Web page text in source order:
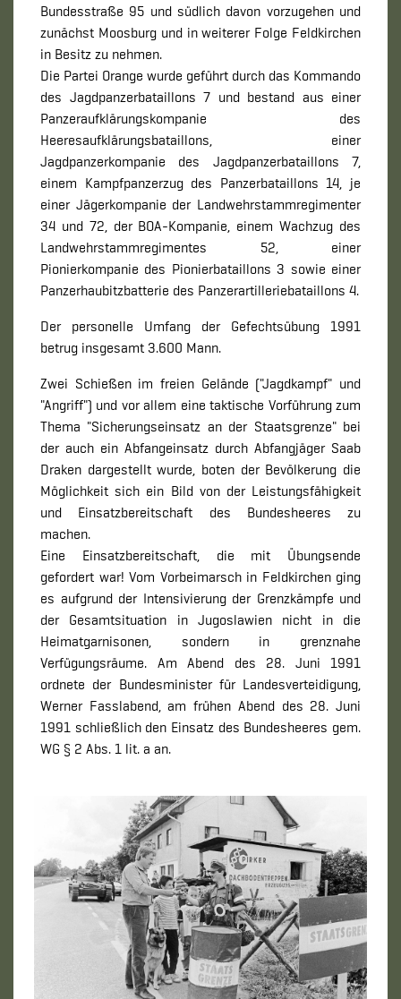
Bundesstraße 95 und südlich davon vorzugehen und
zunächst Moosburg und in weiterer Folge Feldkirchen
in Besitz zu nehmen.
Die Partei Orange wurde geführt durch das Kommando
des Jagdpanzerbataillons 7 und bestand aus einer
Panzeraufklärungskompanie des
Heeresaufklärungsbataillons, einer
Jagdpanzerkompanie des Jagdpanzerbataillons 7,
einem Kampfpanzerzug des Panzerbataillons 14, je
einer Jägerkompanie der Landwehrstammregimenter
34 und 72, der BOA-Kompanie, einem Wachzug des
Landwehrstammregimentes 52, einer
Pionierkompanie des Pionierbataillons 3 sowie einer
Panzerhaubitzbatterie des Panzerartilleriebataillons 4.
Der personelle Umfang der Gefechtsübung 1991
betrug insgesamt 3.600 Mann.
Zwei Schießen im freien Gelände ("Jagdkampf" und
"Angriff") und vor allem eine taktische Vorführung zum
Thema "Sicherungseinsatz an der Staatsgrenze" bei
der auch ein Abfangeinsatz durch Abfangjäger Saab
Draken dargestellt wurde, boten der Bevölkerung die
Möglichkeit sich ein Bild von der Leistungsfähigkeit
und Einsatzbereitschaft des Bundesheeres zu
machen.
Eine Einsatzbereitschaft, die mit Übungsende
gefordert war! Vom Vorbeimarsch in Feldkirchen ging
es aufgrund der Intensivierung der Grenzkämpfe und
der Gesamtsituation in Jugoslawien nicht in die
Heimatgarnisonen, sondern in grenznahe
Verfügungsräume. Am Abend des 28. Juni 1991
ordnete der Bundesminister für Landesverteidigung,
Werner Fasslabend, am frühen Abend des 28. Juni
1991 schließlich den Einsatz des Bundesheeres gem.
WG § 2 Abs. 1 lit. a an.